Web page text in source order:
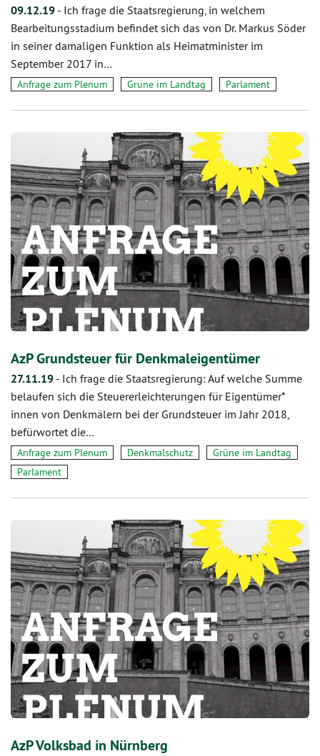
09.12.19 - Ich frage die Staatsregierung, in welchem
Bearbeitungsstadium befindet sich das von Dr. Markus Söder
in seiner damaligen Funktion als Heimatminister im
September 2017 in…
Anfrage zum Plenum Grüne im Landtag Parlament
AzP Grundsteuer für Denkmaleigentümer
27.11.19 - Ich frage die Staatsregierung: Auf welche Summe
belaufen sich die Steuererleichterungen für Eigentümer*
innen von Denkmälern bei der Grundsteuer im Jahr 2018,
befürwortet die…
Anfrage zum Plenum Denkmalschutz
Grüne im Landtag
Parlament
AzP Volksbad in Nürnberg